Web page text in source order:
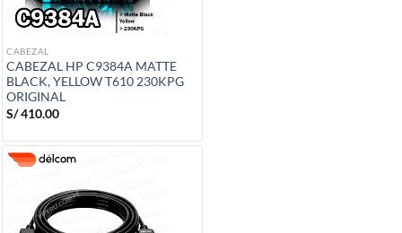
CABEZAL
CABEZAL HP C9384A MATTE
BLACK, YELLOW T610 230KPG
ORIGINAL
S/410.00